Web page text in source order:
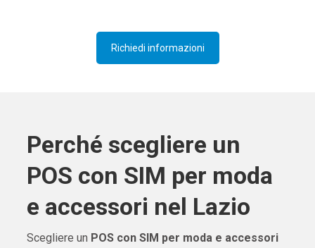
Richiedi informazioni
Perché scegliere un
POS con SIM per moda
e accessori nel Lazio
Scegliere un POS con SIM per moda e accessori